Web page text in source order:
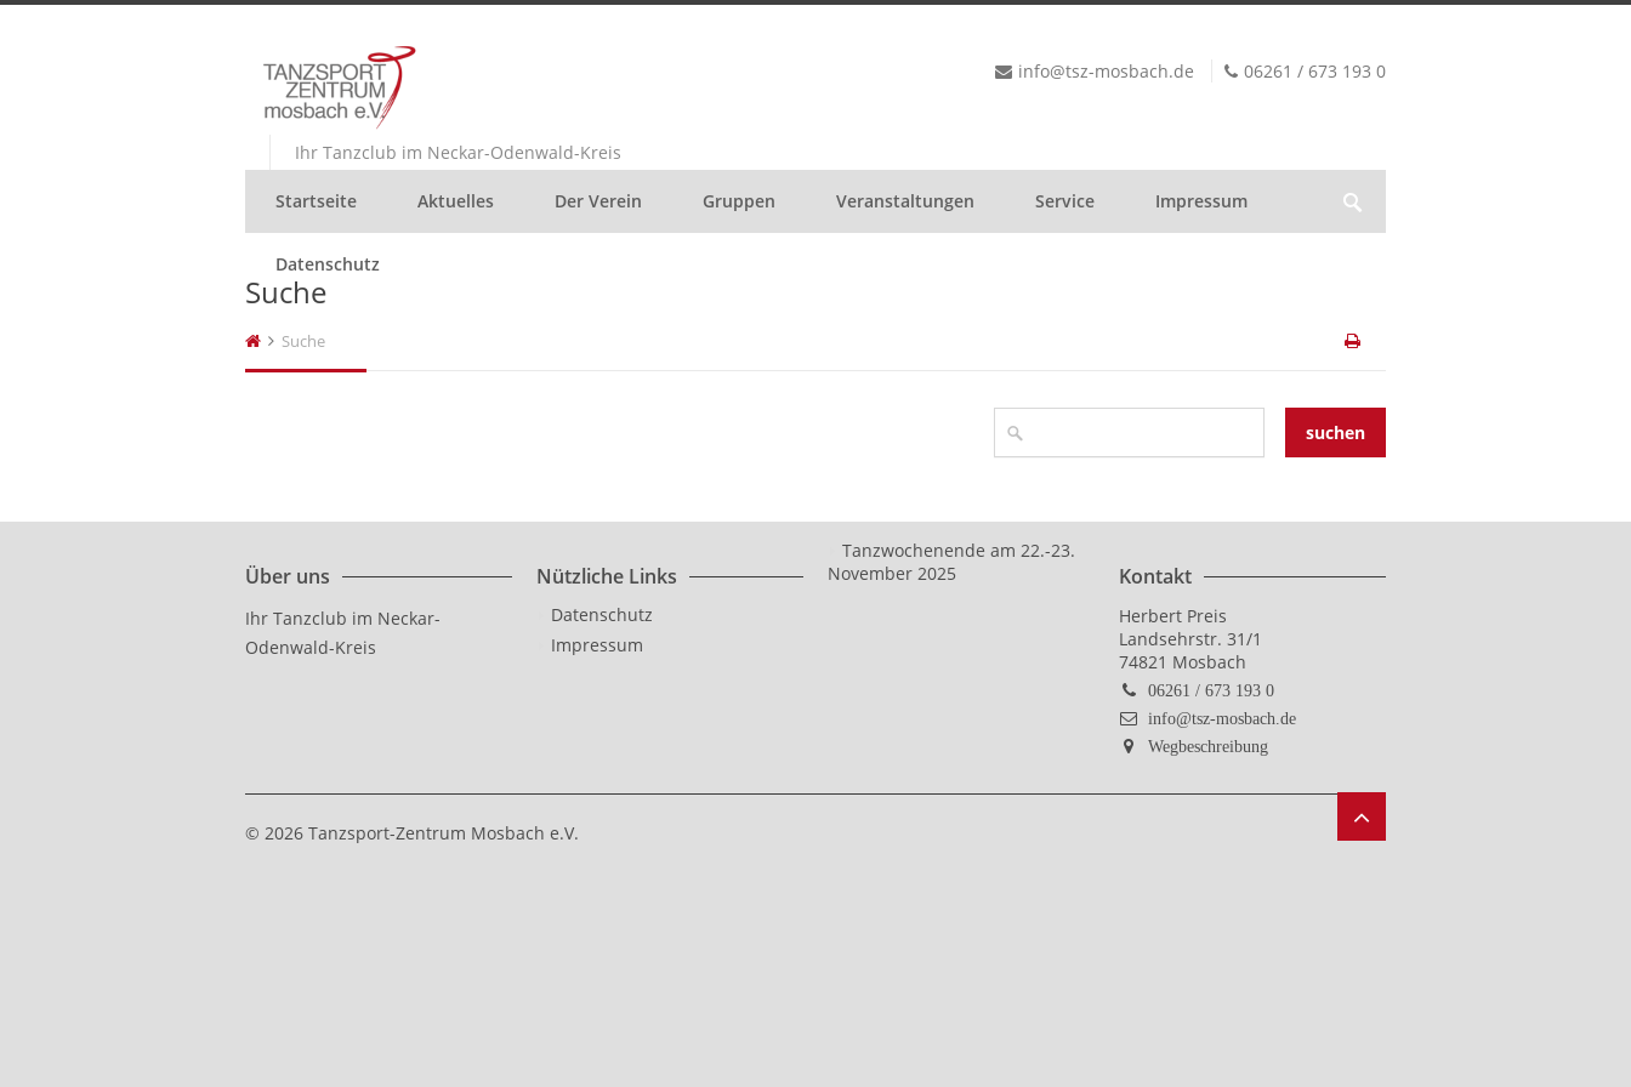
Ihr Tanzclub im Neckar-Odenwald-Kreis
info@tsz-mosbach.de 06261 / 673 193 0
Startseite Aktuelles Der Verein Gruppen Veranstaltungen Service Impressum
Datenschutz
Suche
Suche
Über uns
Ihr Tanzclub im Neckar-
Odenwald-Kreis
Nützliche Links
Datenschutz
Impressum
Tanzwochenende am 22.-23.
November 2025
Kontakt
Herbert Preis
Landsehrstr. 31/1
74821 Mosbach
06261 / 673 193 0
info@tsz-mosbach.de
Wegbeschreibung
© 2026 Tanzsport-Zentrum Mosbach e.V.